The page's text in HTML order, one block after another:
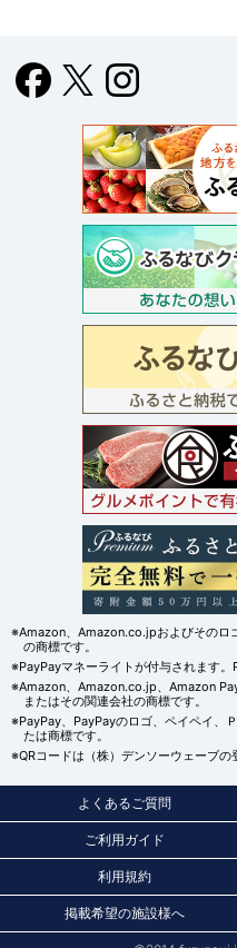
※Amazon、Amazon.co.jpおよびそのロ
の商標です。
※PayPayマネーライトが付与されます。
※Amazon、Amazon.co.jp、Amazon
またはその関連会社の商標です。
※PayPay、PayPayのロゴ、ペイペイ、
たは商標です。
※QRコードは（株）デンソーウェーブの
よくあるご質問
ご利用ガイド
利用規約
掲載希望の施設様へ